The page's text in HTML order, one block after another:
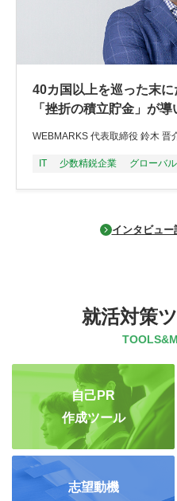
40カ国以上を巡った末に
「挫折の積立貯金」が
WEBMARKS 代表取締役 鈴木 晋
IT 少数精鋭企業 グローバ
インタビュー
就活対策
自己PR
作成ツール
志望動機